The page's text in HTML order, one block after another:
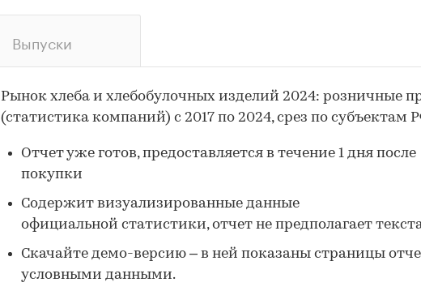
Выпуски
Рынок хлеба и хлебобулочных изделий 2024: розничные
(статистика компаний) с 2017 по 2024, срез по субъектам
Отчет уже готов, предоставляется в течение 1 дня после
покупки
Содержит визуализированные данные
официальной статистики, отчет не предполагает
Скачайте демо-версию – в ней показаны страницы
условными данными.